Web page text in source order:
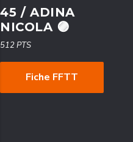
45 / ADINA
NICOLA 🟣
512 PTS
Fiche FFTT